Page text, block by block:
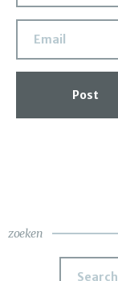
Post
zoeken